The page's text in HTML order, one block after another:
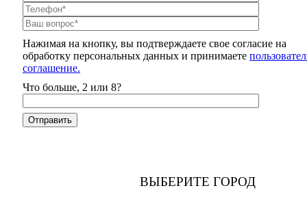
Нажимая на кнопку, вы подтверждаете свое согласие на
обработку персональных данных и принимаете
соглашение.
Что больше, 2 или 8?
ВЫБЕРИТЕ ГОРОД